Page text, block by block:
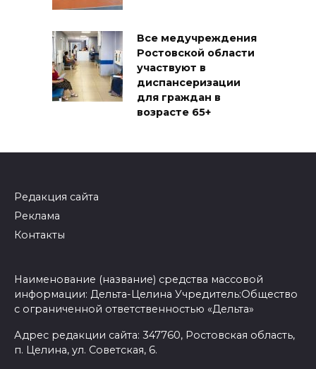
Все медучреждения
Ростовской области
участвуют в
диспансеризации
для граждан в
возрасте 65+
Редакция сайта
Реклама
Контакты
Наименование (название) средства массовой
информации: Дельта-Целина Учредитель:Общество
с ограниченной ответственностью «Дельта»
Адрес редакции сайта: 347760, Ростовская область,
п. Целина, ул. Советская, 6.